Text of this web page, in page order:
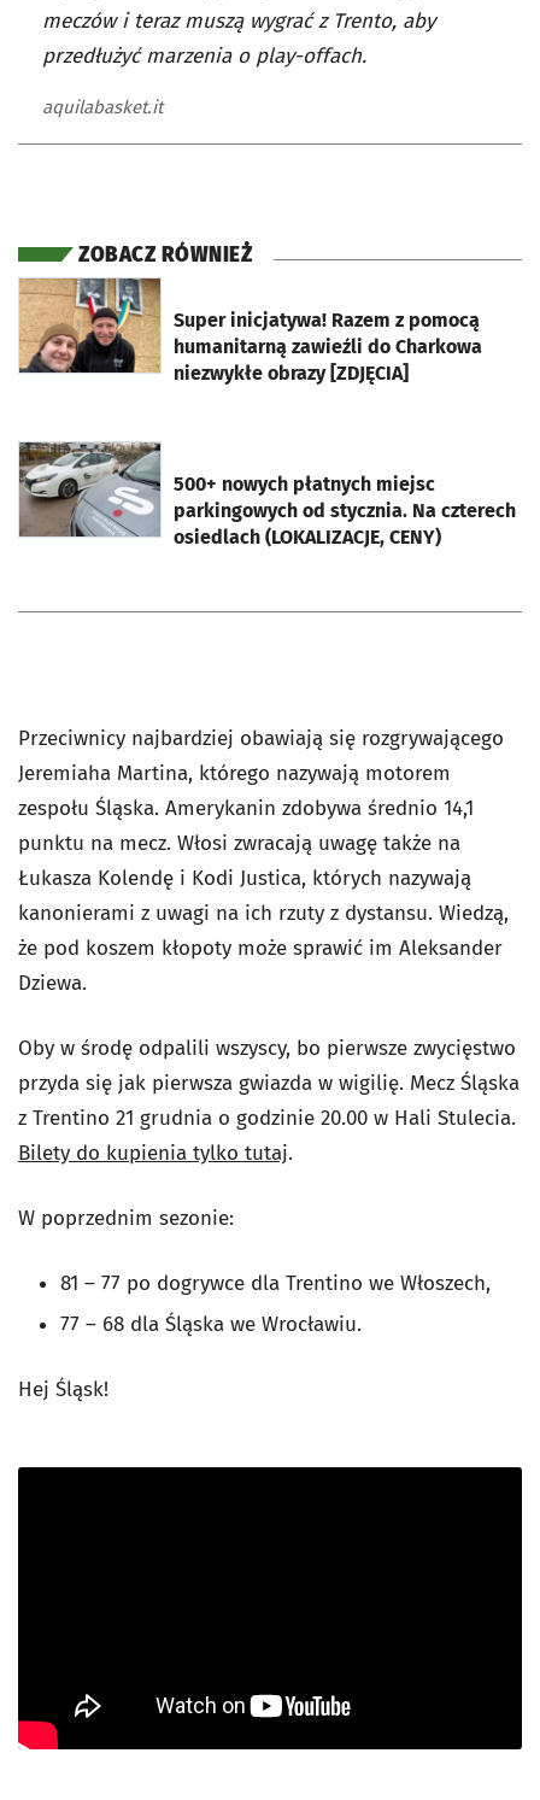
meczów i teraz muszą wygrać z Trento, aby
przedłużyć marzenia o play-offach.
aquilabasket.it
ZOBACZ RÓWNIEŻ
Super inicjatywa! Razem z pomocą
humanitarną zawieźli do Charkowa
niezwykłe obrazy [ZDJĘCIA]
otworzy się w nowej karcie
500+ nowych płatnych miejsc
parkingowych od stycznia. Na czterech
osiedlach (LOKALIZACJE, CENY)
otworzy się w nowej karcie
Przeciwnicy najbardziej obawiają się rozgrywającego
Jeremiaha Martina, którego nazywają motorem
zespołu Śląska. Amerykanin zdobywa średnio 14,1
punktu na mecz. Włosi zwracają uwagę także na
Łukasza Kolendę i Kodi Justica, których nazywają
kanonierami z uwagi na ich rzuty z dystansu. Wiedzą,
że pod koszem kłopoty może sprawić im Aleksander
Dziewa.
Oby w środę odpalili wszyscy, bo pierwsze zwycięstwo
przyda się jak pierwsza gwiazda w wigilię. Mecz Śląska
z Trentino 21 grudnia o godzinie 20.00 w Hali Stulecia.
Bilety do kupienia tylko tutaj.
W poprzednim sezonie:
81 – 77 po dogrywce dla Trentino we Włoszech,
77 – 68 dla Śląska we Wrocławiu.
Hej Śląsk!